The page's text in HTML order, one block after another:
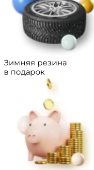
Зимняя резина
в подарок